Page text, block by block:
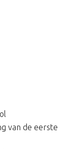
van de eerste